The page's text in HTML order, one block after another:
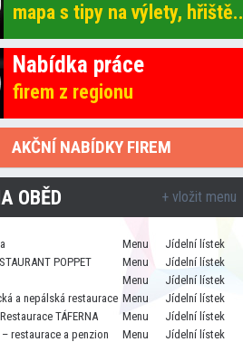
mapa s tipy na výlety, hřiště..
Nabídka práce
firem z regionu
AKČNÍ NABÍDKY FIREM
OBĚD + vložit menu
Menu
Jídelní lístek
POPPET
Menu
Jídelní lístek
Menu
Jídelní lístek
a nepálská restaurace Menu
Jídelní lístek
TÁFERNA
Menu
Jídelní lístek
– restaurace a penzion
Menu
Jídelní lístek